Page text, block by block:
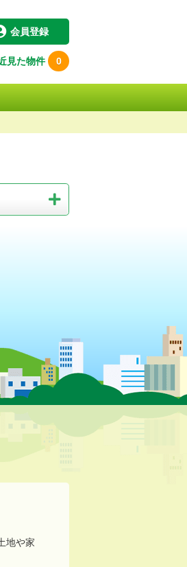
会員登録
見た物件 0
地や家